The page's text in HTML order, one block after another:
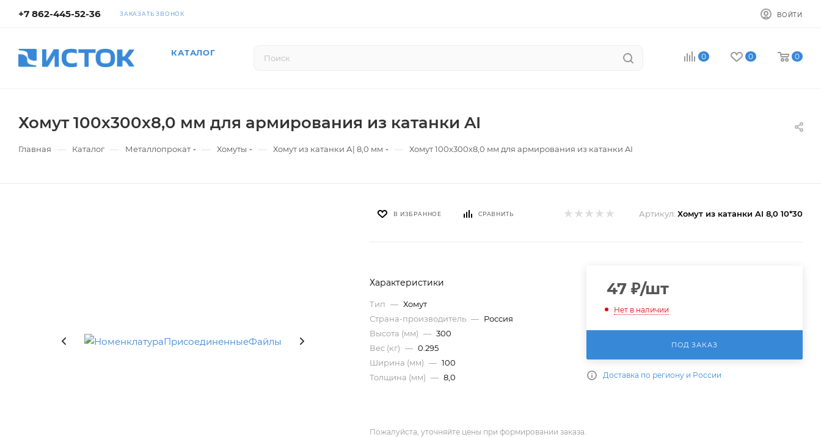
+7 862-445-52-36 ЗАКАЗАТЬ ЗВОНОК ВОЙТИ
КАТАЛОГ 0 0 0
Хомут 100х300х8,0 мм для армирования из катанки AI
Главная — Каталог — Металлопрокат — Хомуты — Хомут из катанки А| 8,0 мм — Хомут 100х300х8,0 мм для армирования из катанки AI
В ИЗБРАННОЕ СРАВНИТЬ Артикул: Хомут из катанки AI 8,0 10*30
Характеристики
Тип — Хомут
Страна-производитель — Россия
Высота (мм) — 300
Вес (кг) — 0.295
Ширина (мм) — 100
Толщина (мм) — 8,0
47₽/шт
Нет в наличии
ПОД ЗАКАЗ
Доставка по региону и России
Пожалуйста, уточняйте цены при формировании заказа.